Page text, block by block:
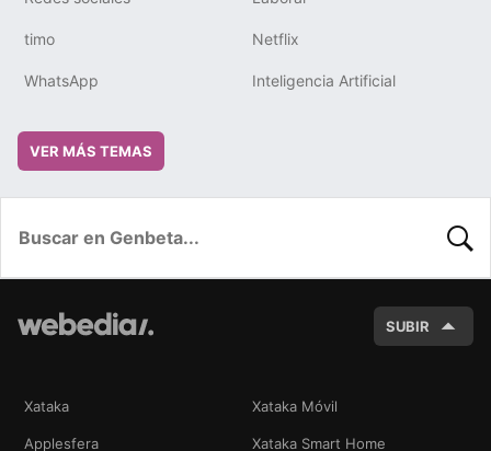
timo Netflix
WhatsApp Inteligencia Artificial
VER MÁS TEMAS
SUBIR
Xataka Xataka Móvil
Applesfera Xataka Smart Home